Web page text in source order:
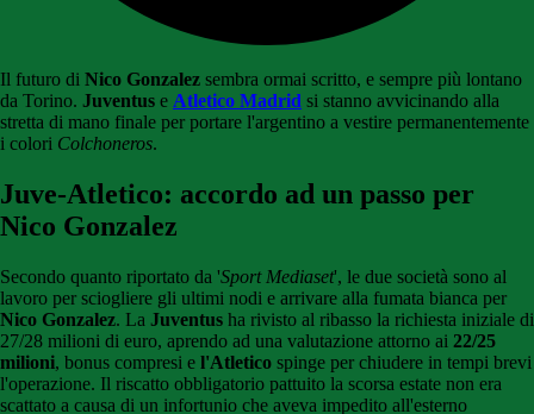
Il futuro di Nico Gonzalez sembra ormai scritto, e sempre più lontano
da Torino. Juventus e Atletico Madrid si stanno avvicinando alla
stretta di mano finale per portare l'argentino a vestire permanentemente
i colori Colchoneros.
Juve-Atletico: accordo ad un passo per
Nico Gonzalez
Secondo quanto riportato da 'Sport Mediaset', le due società sono al
lavoro per sciogliere gli ultimi nodi e arrivare alla fumata bianca per
Nico Gonzalez. La Juventus ha rivisto al ribasso la richiesta iniziale di
27/28 milioni di euro, aprendo ad una valutazione attorno ai 22/25
milioni, bonus compresi e l'Atletico spinge per chiudere in tempi brevi
l'operazione. Il riscatto obbligatorio pattuito la scorsa estate non era
scattato a causa di un infortunio che aveva impedito all'esterno